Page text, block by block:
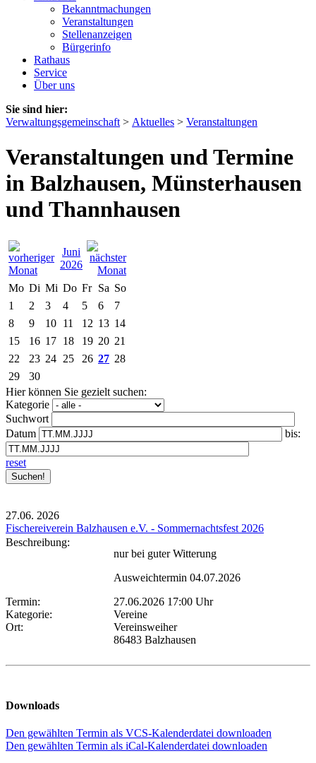
Bekanntmachungen
Veranstaltungen
Stellenanzeigen
Bürgerinfo
Rathaus
Service
Über uns
Sie sind hier:
Verwaltungsgemeinschaft > Aktuelles > Veranstaltungen
Veranstaltungen und Termine
in Balzhausen, Münsterhausen
und Thannhausen
Juni
2026
Mo Di Mi Do Fr Sa So
1
2 3 4 5 6
7
8
9 10 11 12 13 14
15
16 17 18 19 20 21
22
23 24 25 26 27 28
29
30
Hier können Sie gezielt suchen:
Kategorie
Suchwort
Datum
bis:
reset
27.06. 2026
Fischereiverein Balzhausen e.V. - Sommernachtsfest 2026
Beschreibung:
nur bei guter Witterung
Ausweichtermin 04.07.2026
Termin:
27.06.2026 17:00 Uhr
Kategorie:
Vereine
Ort:
Vereinsweiher
86483 Balzhausen
Downloads
Den gewählten Termin als VCS-Kalenderdatei downloaden
Den gewählten Termin als iCal-Kalenderdatei downloaden